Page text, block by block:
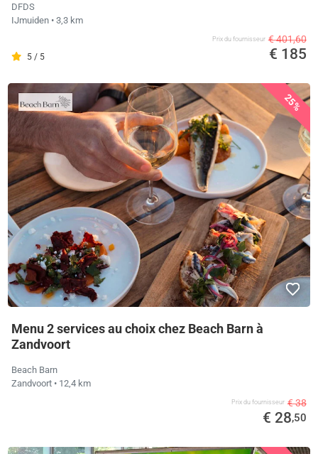
DFDS
IJmuiden • 3,3 km
5 / 5
Prix ​​du fournisseur € 401,60
€ 185
25%
Menu 2 services au choix chez Beach Barn à
Zandvoort
Beach Barn
Zandvoort • 12,4 km
Prix ​​du fournisseur € 38
€ 28,50